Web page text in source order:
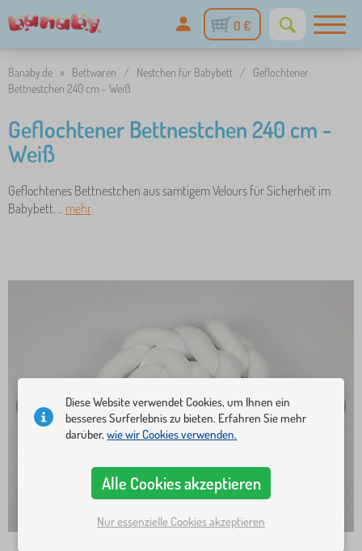
0 €
Banaby.de » Bettwaren / Nestchen für Babybett /
Geflochtener
Bettnestchen 240 cm - Weiß
Geflochtener Bettnestchen 240 cm -
Weiß
Geflochtenes Bettnestchen aus samtigem Velours für Sicherheit im
Babybett. .. mehr
Diese Website verwendet Cookies, um Ihnen ein
besseres Surferlebnis zu bieten. Erfahren Sie mehr
darüber,wie wir Cookies verwenden.
Alle Cookies akzeptieren
Nur essenzielle Cookies akzeptieren